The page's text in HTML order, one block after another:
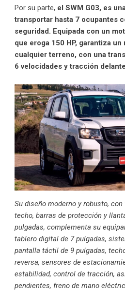
Por su parte, el SWM G03, es
transportar hasta 7 ocupantes
seguridad. Equipada con un
que eroga 150 HP, garantiza
cualquier terreno, con una
6 velocidades y tracción
Su diseño moderno y robusto, con
techo, barras de protección y
pulgadas, complementa su
tablero digital de 7 pulgadas,
pantalla táctil de 9 pulgadas,
reversa, sensores de
estabilidad, control de tracción,
pendientes, freno de mano